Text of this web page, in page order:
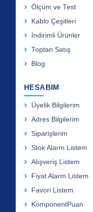
Ölçüm ve Test
Kablo Çeşitleri
İndirimli Ürünler
Toptan Satış
Blog
HESABIM
Üyelik Bilgilerim
Adres Bilgilerim
Siparişlerim
Stok Alarm Listem
Alışveriş Listem
Fiyat Alarm Listem
Favori Listem
KomponentPuan